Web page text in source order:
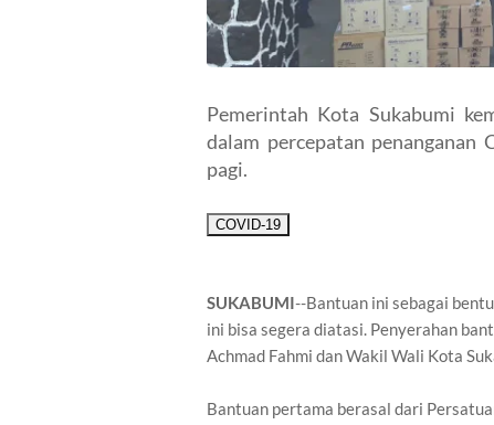
Pemerintah Kota Sukabumi
dalam percepatan penanganan
pagi.
COVID-19
SUKABUMI--Bantuan ini sebagai
ini bisa segera diatasi. Penyerahan
Achmad Fahmi dan Wakil Wali Kota
Bantuan pertama berasal dari